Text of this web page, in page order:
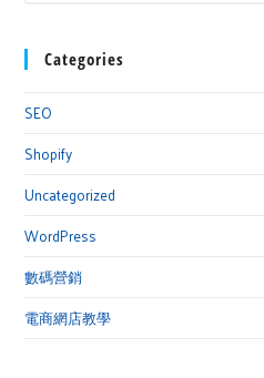
Categories
SEO
Shopify
Uncategorized
WordPress
數碼營銷
電商網店教學